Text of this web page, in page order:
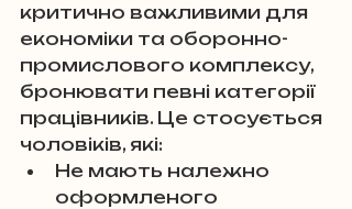
критично важливими для
економіки та оборонно-
промислового комплексу,
бронювати певні категорії
працівників. Це стосується
чоловіків, які:
Не мають належно
оформленого